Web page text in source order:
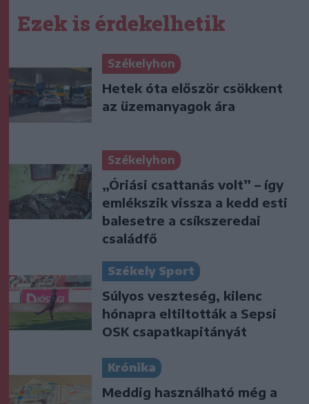
Ezek is érdekelhetik
Székelyhon
Hetek óta először csökkent
az üzemanyagok ára
Székelyhon
„Óriási csattanás volt” – így
emlékszik vissza a kedd esti
balesetre a csíkszeredai
családfő
Székely Sport
Súlyos veszteség, kilenc
hónapra eltiltották a Sepsi
OSK csapatkapitányát
Krónika
Meddig használható még a